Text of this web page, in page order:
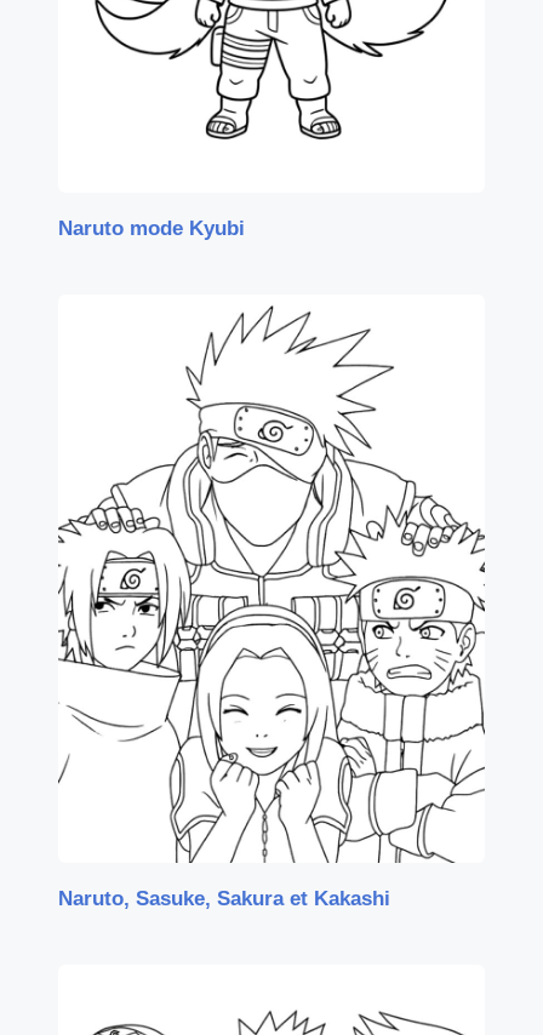
Naruto mode Kyubi
Naruto, Sasuke, Sakura et Kakashi